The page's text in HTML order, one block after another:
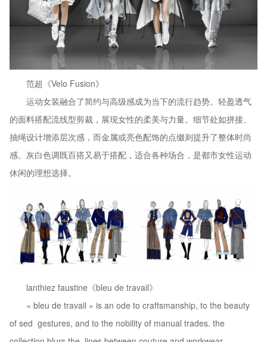
范超《Velo Fusion》
运动女装融合了简约与高级感成为当下的流行趋势。轻盈透气
的面料搭配流线型剪裁，展现女性的柔美与力量。细节处如拼接、
抽绳设计增添层次感，而金属或亮色配饰的点缀则提升了整体时尚
感。灰白色调既百搭又易于搭配，适合各种场合，是都市女性运动
休闲的理想选择。
lanthiez faustine《bleu de travail》
« bleu de travail » is an ode to craftsmanship, to the beauty
of sed gestures, and to the nobility of manual trades. the